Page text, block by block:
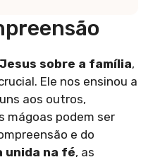
sobre a família,
Ele nos ensinou a
aos outros,
mágoas podem ser
e do
unida na fé, as